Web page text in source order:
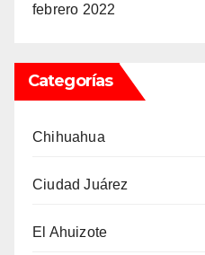
febrero 2022
Categorías
Chihuahua
Ciudad Juárez
El Ahuizote